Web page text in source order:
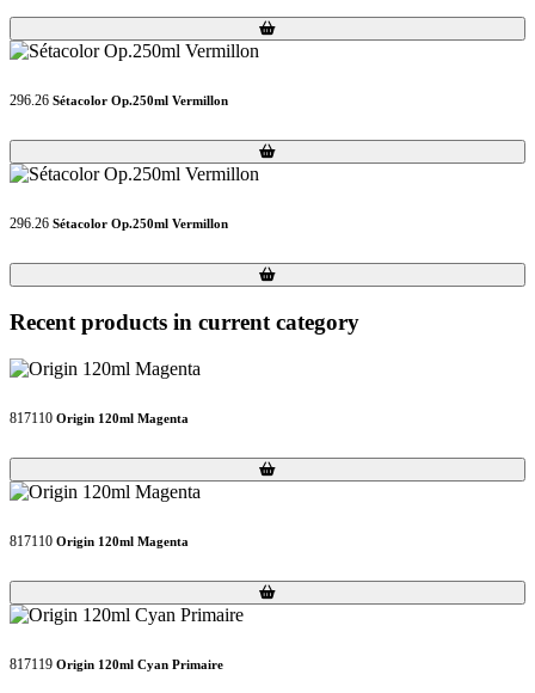
Loading...
Loading...
296.26 Sétacolor Op.250ml Vermillon
Loading...
Loading...
296.26 Sétacolor Op.250ml Vermillon
Loading...
Loading...
Recent products in current category
817110 Origin 120ml Magenta
Loading...
Loading...
817110 Origin 120ml Magenta
Loading...
Loading...
817119 Origin 120ml Cyan Primaire